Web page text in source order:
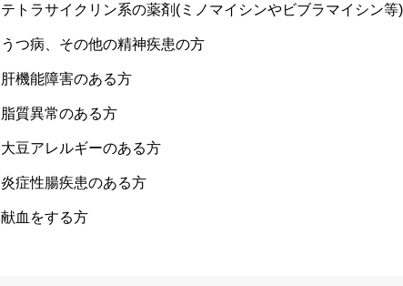
テトラサイクリン系の薬剤(ミノマイシンやビブラマイシン等
うつ病、その他の精神疾患の方
肝機能障害のある方
脂質異常のある方
大豆アレルギーのある方
炎症性腸疾患のある方
献血をする方